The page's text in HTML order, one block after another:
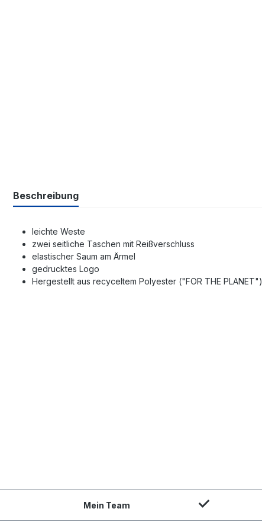
Beschreibung
leichte Weste
zwei seitliche Taschen mit Reißverschluss
elastischer Saum am Ärmel
gedrucktes Logo
Hergestellt aus recyceltem Polyester ("FOR THE PLANET")
Mein Team